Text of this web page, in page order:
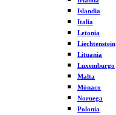
Islandia
Italia
Letonia
Liechtenstein
Lituania
Luxemburgo
Malta
Mónaco
Noruega
Polonia